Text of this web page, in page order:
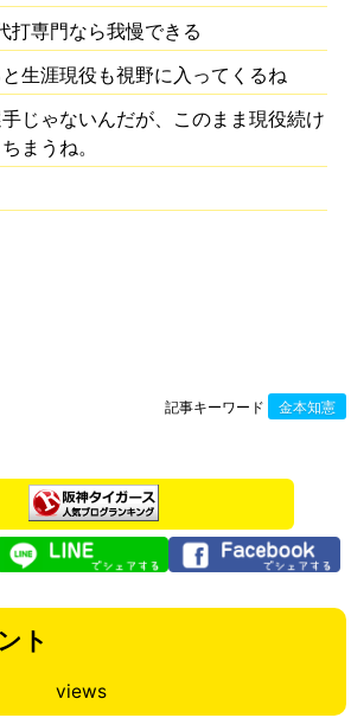
打専門なら我慢できる
生涯現役も視野に入ってくるね
じゃないんだが、このまま現役続け
まうね。
記事キーワード 金本知憲
ト
views